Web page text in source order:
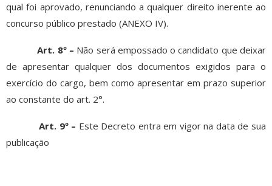
qual foi aprovado, renunciando a qualquer direito inerente ao
concurso público prestado (ANEXO IV).
Art. 8º – Não será empossado o candidato que deixar
de apresentar qualquer dos documentos exigidos para o
exercício do cargo, bem como apresentar em prazo superior
ao constante do art. 2°.
Art. 9º – Este Decreto entra em vigor na data de sua
publicação